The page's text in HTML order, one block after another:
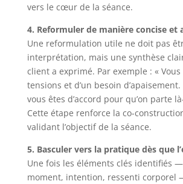
vers le cœur de la séance.
4. Reformuler de manière concise et
Une reformulation utile ne doit pas
interprétation, mais une synthèse
client a exprimé. Par exemple : «
tensions et d’un besoin d’apaisement.
vous êtes d’accord pour qu’on parte
Cette étape renforce la co-
validant l’objectif de la séance.
5. Basculer vers la pratique dès que
Une fois les éléments clés identifiés
moment, intention, ressenti corporel